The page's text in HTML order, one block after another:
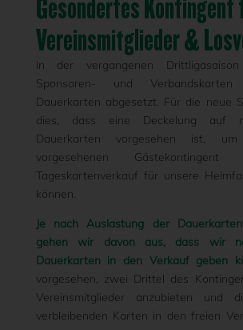
Gesondertes Kontingent
Vereinsmitglieder &
In der vergangenen
Sponsoren- und
Dauerkarten abgesetzt. Für die neue
dies, dass eine Deckelung auf
Dauerkarten vorgesehen ist,
vorgesehenen
Tageskartenverkauf für unsere
können.
Je nach Auslastung der
gehen wir davon aus, dass wir
Dauerkarten in den Verkauf geben
vorgesehen, zwei Drittel des
Vereinsmitglieder anzubieten und
verbleibenden Karten in den freien